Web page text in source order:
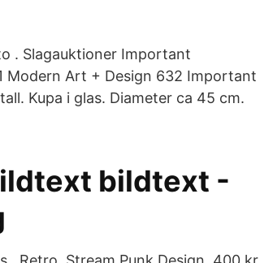
. Slagauktioner Important
Modern Art + Design 632 Important
Kupa i glas. Diameter ca 45 cm.
bildtext -